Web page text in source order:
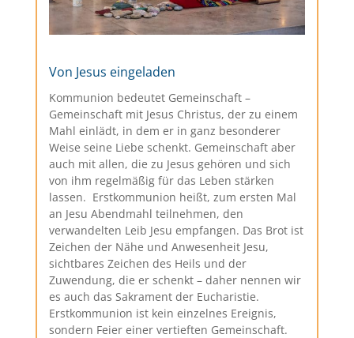
Von Jesus eingeladen
Kommunion bedeutet Gemeinschaft –
Gemeinschaft mit Jesus Christus, der zu einem
Mahl einlädt, in dem er in ganz besonderer
Weise seine Liebe schenkt. Gemeinschaft aber
auch mit allen, die zu Jesus gehören und sich
von ihm regelmäßig für das Leben stärken
lassen. Erstkommunion heißt, zum ersten Mal
an Jesu Abendmahl teilnehmen, den
verwandelten Leib Jesu empfangen. Das Brot ist
Zeichen der Nähe und Anwesenheit Jesu,
sichtbares Zeichen des Heils und der
Zuwendung, die er schenkt – daher nennen wir
es auch das Sakrament der Eucharistie.
Erstkommunion ist kein einzelnes Ereignis,
sondern Feier einer vertieften Gemeinschaft.